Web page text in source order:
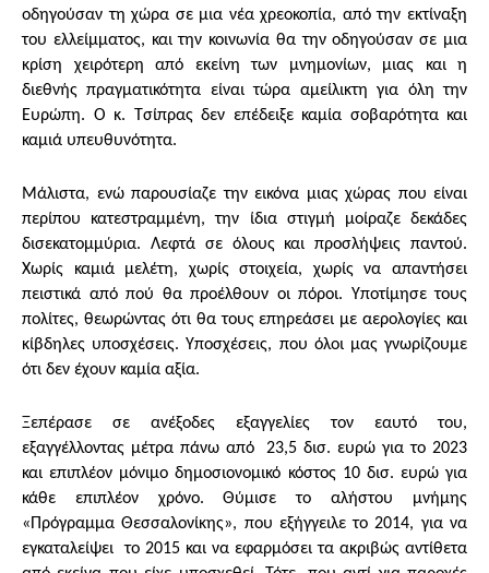
οδηγούσαν τη χώρα σε μια νέα χρεοκοπία, από την εκτίναξη
του ελλείμματος, και την κοινωνία θα την οδηγούσαν σε μια
κρίση χειρότερη από εκείνη των μνημονίων, μιας και η
διεθνής πραγματικότητα είναι τώρα αμείλικτη για όλη την
Ευρώπη. Ο κ. Τσίπρας δεν επέδειξε καμία σοβαρότητα και
καμιά υπευθυνότητα.
Μάλιστα, ενώ παρουσίαζε την εικόνα μιας χώρας που είναι
περίπου κατεστραμμένη, την ίδια στιγμή μοίραζε δεκάδες
δισεκατομμύρια. Λεφτά σε όλους και προσλήψεις παντού.
Χωρίς καμιά μελέτη, χωρίς στοιχεία, χωρίς να απαντήσει
πειστικά από πού θα προέλθουν οι πόροι. Υποτίμησε τους
πολίτες, θεωρώντας ότι θα τους επηρεάσει με αερολογίες και
κίβδηλες υποσχέσεις. Υποσχέσεις, που όλοι μας γνωρίζουμε
ότι δεν έχουν καμία αξία.
Ξεπέρασε σε ανέξοδες εξαγγελίες τον εαυτό του,
εξαγγέλλοντας μέτρα πάνω από 23,5 δισ. ευρώ για το 2023
και επιπλέον μόνιμο δημοσιονομικό κόστος 10 δισ. ευρώ για
κάθε επιπλέον χρόνο. Θύμισε το αλήστου μνήμης
«Πρόγραμμα Θεσσαλονίκης», που εξήγγειλε το 2014, για να
εγκαταλείψει το 2015 και να εφαρμόσει τα ακριβώς αντίθετα